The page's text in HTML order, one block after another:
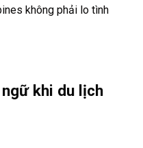
không phải lo tình
khi du lịch